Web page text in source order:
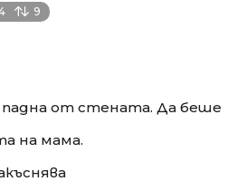
9
падна от стената. Да беше
на мама.